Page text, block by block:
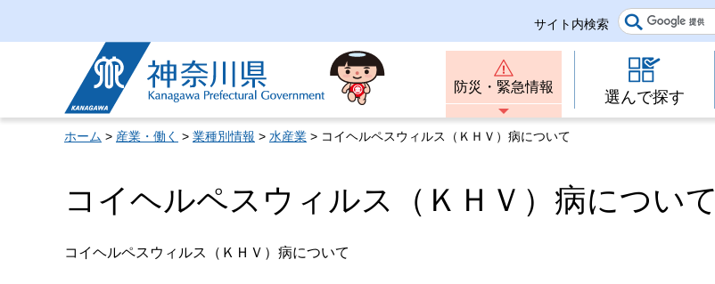
サイト内検索
神奈川県
防災・緊急情報
選んで探す
ホーム > 産業・働く > 業種別情報 > 水産業 > コイヘルペスウィルス（ＫＨＶ）病について
コイヘルペスウィルス（ＫＨＶ）病について
コイヘルペスウィルス（ＫＨＶ）病について